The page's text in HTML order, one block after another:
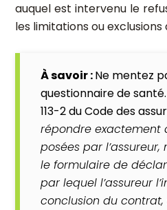
auquel est intervenu le
les limitations ou exclusions
À savoir :Ne mentez
questionnaire de
113-2 du Code des
répondre exactement
posées par
le formulaire de
par lequel l’assureur
conclusion du contrat,